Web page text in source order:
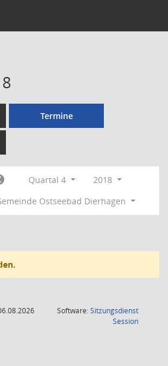
Termine
Quartal 4
2018
Ostseebad Dierhagen
Software:Sitzungsdienst
Session(Wird in